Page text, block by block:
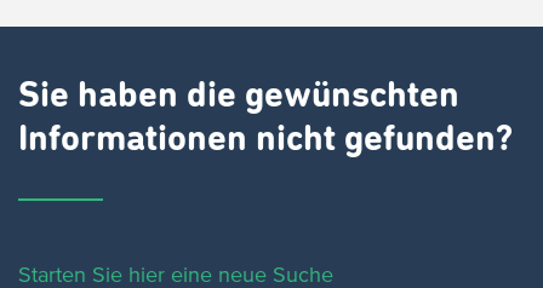
Sie haben die gewünschten
Informationen nicht gefunden?
Starten Sie hier eine neue Suche